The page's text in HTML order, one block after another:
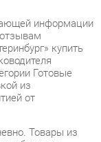
Готовые
из
от
Товары из
вы
оформления
на этаж